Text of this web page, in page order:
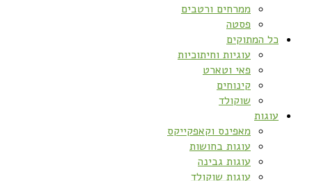
ממרחים ורטבים
פסטה
כל המתוקים
עוגיות וחיתוכיות
פאי וטארט
קינוחים
שוקולד
עוגות
מאפינס וקאפקייקס
עוגות בחושות
עוגות גבינה
עוגות שוקולד